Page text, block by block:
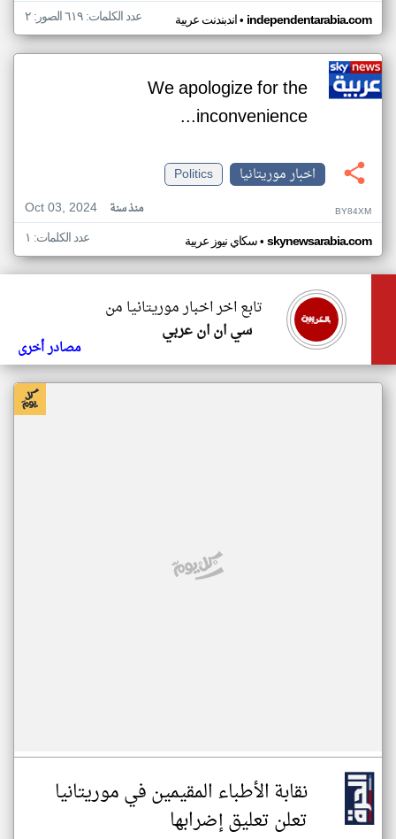
اندبندنت عربية• independentarabia.com عدد الكلمات: ٦١٩ الصور: ٢
We apologize for the
inconvenience...
اخبار موريتانيا
Politics
Oct 03, 2024
منذ سنة BY84XM
سكاي نيوز عربية• skynewsarabia.com عدد الكلمات: ١
تابع اخر اخبار موريتانيا من
سي ان ان عربي
مصادر أخرى
نقابة الأطباء المقيمين في موريتانيا
تعلن تعليق إضرابها